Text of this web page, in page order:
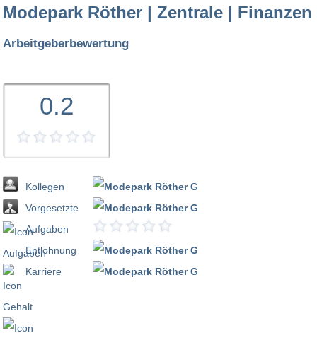
Modepark Röther | Zentrale | Finanzen
Arbeitgeberbewertung
0.2
Kollegen
Vorgesetzte
Aufgaben
Entlohnung
Karriere